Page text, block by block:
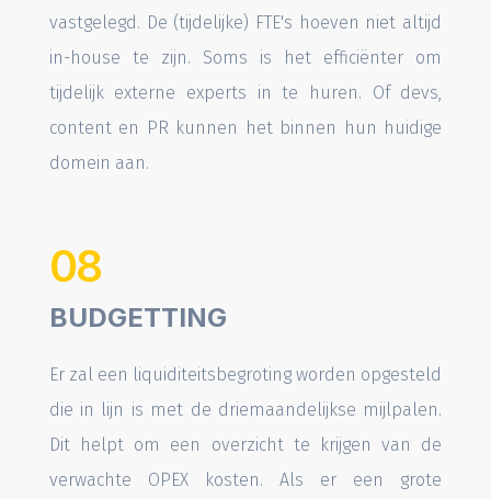
vastgelegd. De (tijdelijke) FTE's hoeven niet altijd
in-house te zijn. Soms is het efficiënter om
tijdelijk externe experts in te huren. Of devs,
content en PR kunnen het binnen hun huidige
domein aan.
08
BUDGETTING
Er zal een liquiditeitsbegroting worden opgesteld
die in lijn is met de driemaandelijkse mijlpalen.
Dit helpt om een overzicht te krijgen van de
verwachte OPEX kosten. Als er een grote